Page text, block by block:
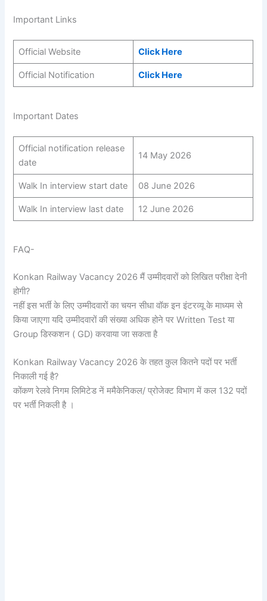
Important Links
Official Website Click Here
Official Notification Click Here
Important Dates
Official notification release
date
14 May 2026
Walk In interview start date 08 June 2026
Walk In interview last date 12 June 2026
FAQ-
Konkan Railway Vacancy 2026 मैं उम्मीदवारों को लिखित परीक्षा देनी
होगी?
नहीं इस भर्ती के लिए उम्मीदवारों का चयन सीधा वॉक इन इंटरव्यू के माध्यम से
किया जाएगा यदि उम्मीदवारों की संख्या अधिक होने पर Written Test या
Group डिस्कशन ( GD) करवाया जा सकता है
Konkan Railway Vacancy 2026 के तहत कुल कितने पदों पर भर्ती
निकाली गई है?
कोंकण रेलवे निगम लिमिटेड नें ममैकेनिकल/ प्रोजेक्ट विभाग में कल 132 पदों
पर भर्ती निकली है ।